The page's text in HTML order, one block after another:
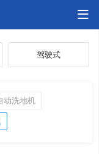
驾驶式
动洗地机